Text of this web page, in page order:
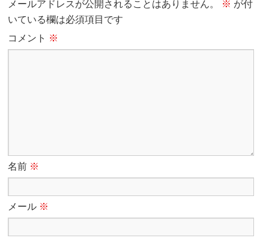
メールアドレスが公開されることはありません。 ※ が付
いている欄は必須項目です
コメント ※
名前 ※
メール ※